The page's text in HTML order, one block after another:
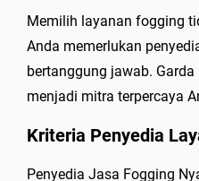
Memilih layanan fogging
Anda memerlukan
bertanggung jawab.
menjadi mitra terpercaya
Kriteria Penyedia
Penyedia Jasa Fogging